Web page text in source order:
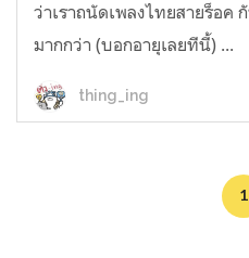
ว่าเราถนัดเพลงไทยสายร็อค
มากกว่า (บอกอายุเลยทีนี้) ...
thing_ing
1